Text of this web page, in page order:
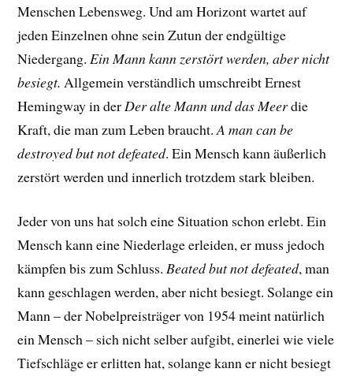
Menschen Lebensweg. Und am Horizont wartet auf
jeden Einzelnen ohne sein Zutun der endgültige
Niedergang. Ein Mann kann zerstört werden, aber nicht
besiegt. Allgemein verständlich umschreibt Ernest
Hemingway in der Der alte Mann und das Meerdie
Kraft, die man zum Leben braucht.A man can be
destroyed but not defeated. Ein Mensch kann äußerlich
zerstört werden und innerlich trotzdem stark bleiben.
Jeder von uns hat solch eine Situation schon erlebt. Ein
Mensch kann eine Niederlage erleiden, er muss jedoch
kämpfen bis zum Schluss.Beated but not defeated, man
kann geschlagen werden, aber nicht besiegt. Solange ein
Mann – der Nobelpreisträger von 1954 meint natürlich
ein Mensch – sich nicht selber aufgibt, einerlei wie viele
Tiefschläge er erlitten hat, solange kann er nicht besiegt